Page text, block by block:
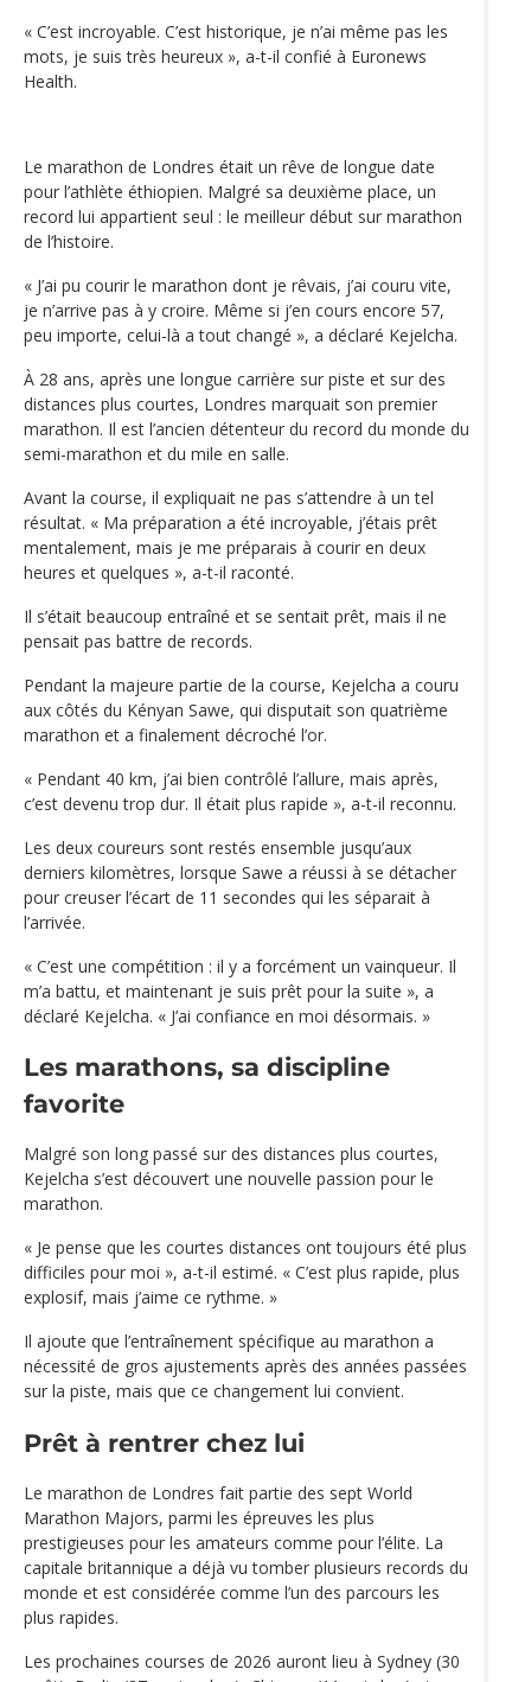
« C’est incroyable. C’est historique, je n’ai même pas les
mots, je suis très heureux », a-t-il confié à Euronews
Health.
Le marathon de Londres était un rêve de longue date
pour l’athlète éthiopien. Malgré sa deuxième place, un
record lui appartient seul : le meilleur début sur marathon
de l’histoire.
« J’ai pu courir le marathon dont je rêvais, j’ai couru vite,
je n’arrive pas à y croire. Même si j’en cours encore 57,
peu importe, celui-là a tout changé », a déclaré Kejelcha.
À 28 ans, après une longue carrière sur piste et sur des
distances plus courtes, Londres marquait son premier
marathon. Il est l’ancien détenteur du record du monde du
semi-marathon et du mile en salle.
Avant la course, il expliquait ne pas s’attendre à un tel
résultat. « Ma préparation a été incroyable, j’étais prêt
mentalement, mais je me préparais à courir en deux
heures et quelques », a-t-il raconté.
Il s’était beaucoup entraîné et se sentait prêt, mais il ne
pensait pas battre de records.
Pendant la majeure partie de la course, Kejelcha a couru
aux côtés du Kényan Sawe, qui disputait son quatrième
marathon et a finalement décroché l’or.
« Pendant 40 km, j’ai bien contrôlé l’allure, mais après,
c’est devenu trop dur. Il était plus rapide », a-t-il reconnu.
Les deux coureurs sont restés ensemble jusqu’aux
derniers kilomètres, lorsque Sawe a réussi à se détacher
pour creuser l’écart de 11 secondes qui les séparait à
l’arrivée.
« C’est une compétition : il y a forcément un vainqueur. Il
m’a battu, et maintenant je suis prêt pour la suite », a
déclaré Kejelcha. « J’ai confiance en moi désormais. »
Les marathons, sa discipline
favorite
Malgré son long passé sur des distances plus courtes,
Kejelcha s’est découvert une nouvelle passion pour le
marathon.
« Je pense que les courtes distances ont toujours été plus
difficiles pour moi », a-t-il estimé. « C’est plus rapide, plus
explosif, mais j’aime ce rythme. »
Il ajoute que l’entraînement spécifique au marathon a
nécessité de gros ajustements après des années passées
sur la piste, mais que ce changement lui convient.
Prêt à rentrer chez lui
Le marathon de Londres fait partie des sept World
Marathon Majors, parmi les épreuves les plus
prestigieuses pour les amateurs comme pour l’élite. La
capitale britannique a déjà vu tomber plusieurs records du
monde et est considérée comme l’un des parcours les
plus rapides.
Les prochaines courses de 2026 auront lieu à Sydney (30